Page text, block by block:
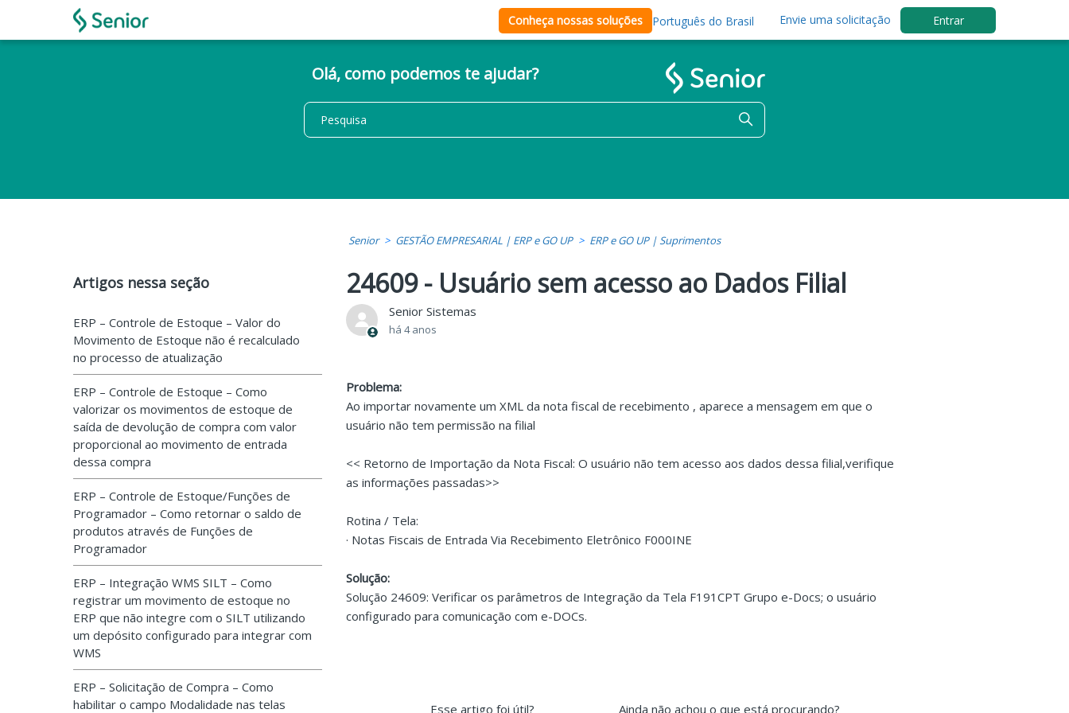
Conheça nossas soluções Português do Brasil Envie uma solicitação Entrar
Olá, como podemos te ajudar?
Senior GESTÃO EMPRESARIAL | ERP e GO UP ERP e GO UP | Suprimentos
Artigos nessa seção
ERP – Controle de Estoque – Valor do
Movimento de Estoque não é recalculado
no processo de atualização
ERP – Controle de Estoque – Como
valorizar os movimentos de estoque de
saída de devolução de compra com valor
proporcional ao movimento de entrada
dessa compra
ERP – Controle de Estoque/Funções de
Programador – Como retornar o saldo de
produtos através de Funções de
Programador
ERP – Integração WMS SILT – Como
registrar um movimento de estoque no
ERP que não integre com o SILT utilizando
um depósito configurado para integrar com
WMS
ERP – Solicitação de Compra – Como
habilitar o campo Modalidade nas telas
24609 - Usuário sem acesso ao Dados Filial
Senior Sistemas
há 4 anos
Problema:
Ao importar novamente um XML da nota fiscal de recebimento , aparece a mensagem em que o
usuário não tem permissão na filial
<< Retorno de Importação da Nota Fiscal: O usuário não tem acesso aos dados dessa filial,verifique
as informações passadas>>
Rotina / Tela:
· Notas Fiscais de Entrada Via Recebimento Eletrônico F000INE
Solução:
Solução 24609: Verificar os parâmetros de Integração da Tela F191CPT Grupo e-Docs; o usuário
configurado para comunicação com e-DOCs.
Esse artigo foi útil? Ainda não achou o que está procurando?